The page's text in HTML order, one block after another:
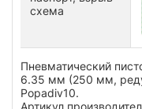
схема
Пневматический
6.35 мм (250 мм,
Popadiv10.
Артикул